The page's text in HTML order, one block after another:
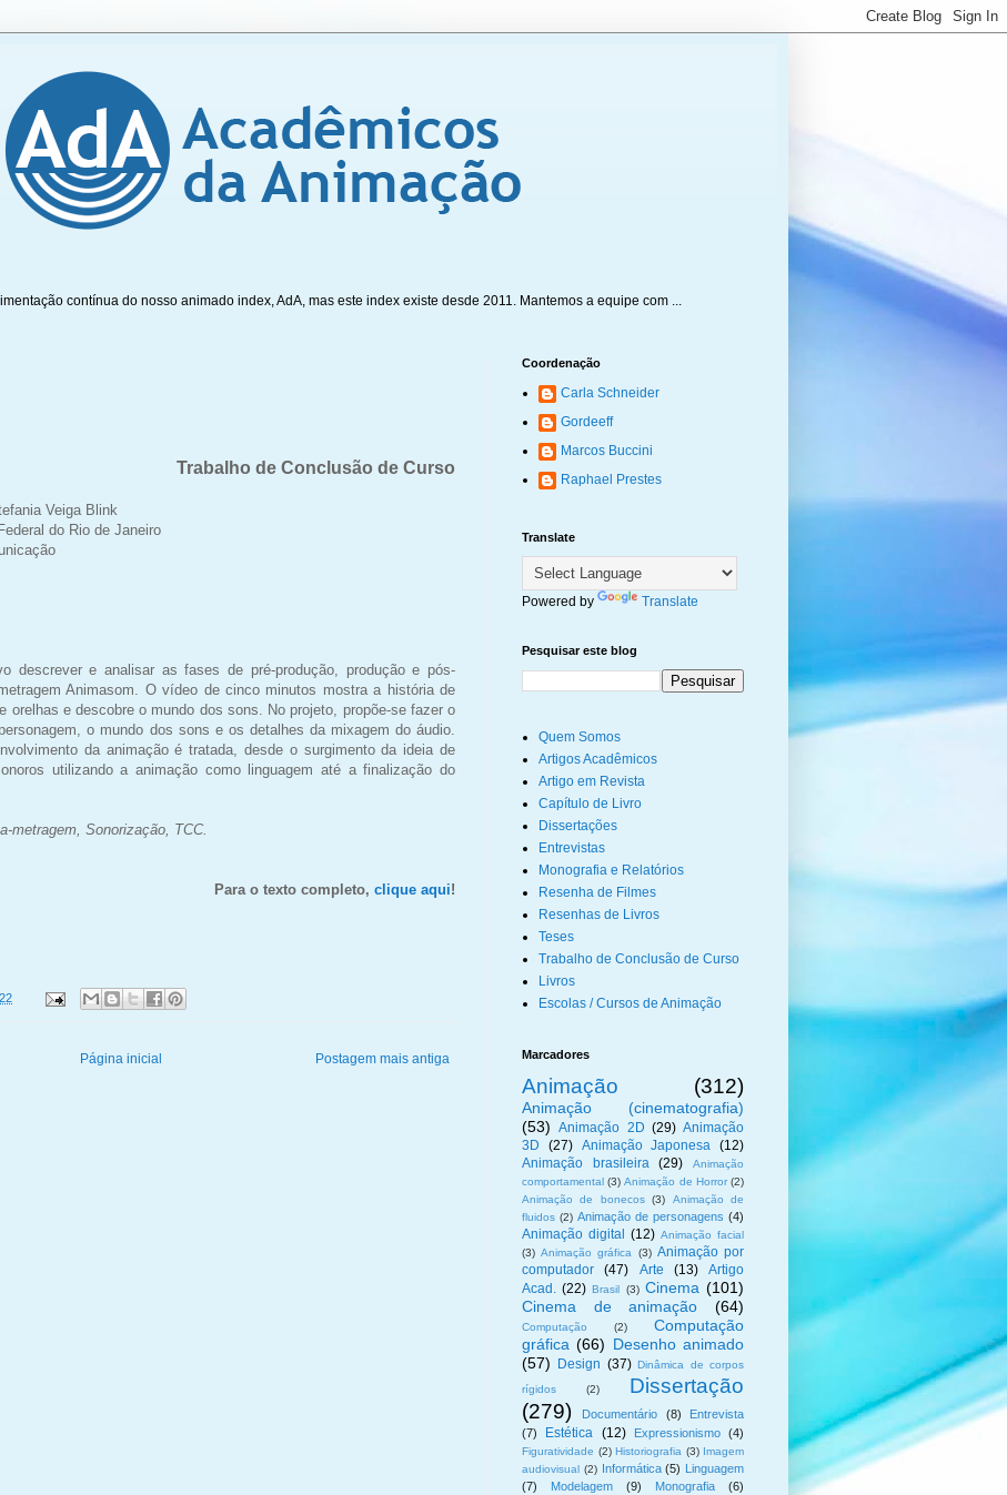
contínua do nosso animado index, AdA, mas este index existe desde 2011. Mantemos a equipe com ...
Trabalho de Conclusão de Curso
Veiga Blink
do Rio de Janeiro
descrever e analisar as fases de pré-produção, produção e pós-
Animasom. O vídeo de cinco minutos mostra a história de
orelhas e descobre o mundo dos sons. No projeto, propõe-se fazer o
o mundo dos sons e os detalhes da mixagem do áudio.
da animação é tratada, desde o surgimento da ideia de
utilizando a animação como linguagem até a finalização do
metragem, Sonorização, TCC.
Para o texto completo, clique aqui!
Postagem mais antiga
Página inicial
Coordenação
Carla Schneider
Gordeeff
Marcos Buccini
Raphael Prestes
Translate
Powered by Translate
Pesquisar este blog
Quem Somos
Artigos Acadêmicos
Artigo em Revista
Capítulo de Livro
Dissertações
Entrevistas
Monografia e Relatórios
Resenha de Filmes
Resenhas de Livros
Teses
Trabalho de Conclusão de Curso
Livros
Escolas / Cursos de Animação
Marcadores
Animação (312)
Animação (cinematografia)
(53) Animação 2D (29) Animação
3D
(27) Animação Japonesa (12)
Animação brasileira
(29)
Animação
comportamental (3) Animação de Horror (2)
Animação de bonecos (3)
Animação de
fluidos (2) Animação de personagens (4)
Animação digital (12) Animação facial
(3) Animação gráfica (3) Animação por
computador
(47) Arte (13)
Artigo
Acad. (22) Brasil (3) Cinema (101)
Cinema de animação
(64)
Computação (2)
Computação
gráfica (66) Desenho animado
(57)
Design (37) Dinâmica de corpos
rígidos
(2)
Dissertação
(279)
Documentário (8)
Entrevista
(7)
Estética (12) Expressionismo (4)
Figuratividade (2) Historiografia (3) Imagem
audiovisual (2) Informática (5) Linguagem
(7)
Modelagem (9) Monografia (6)